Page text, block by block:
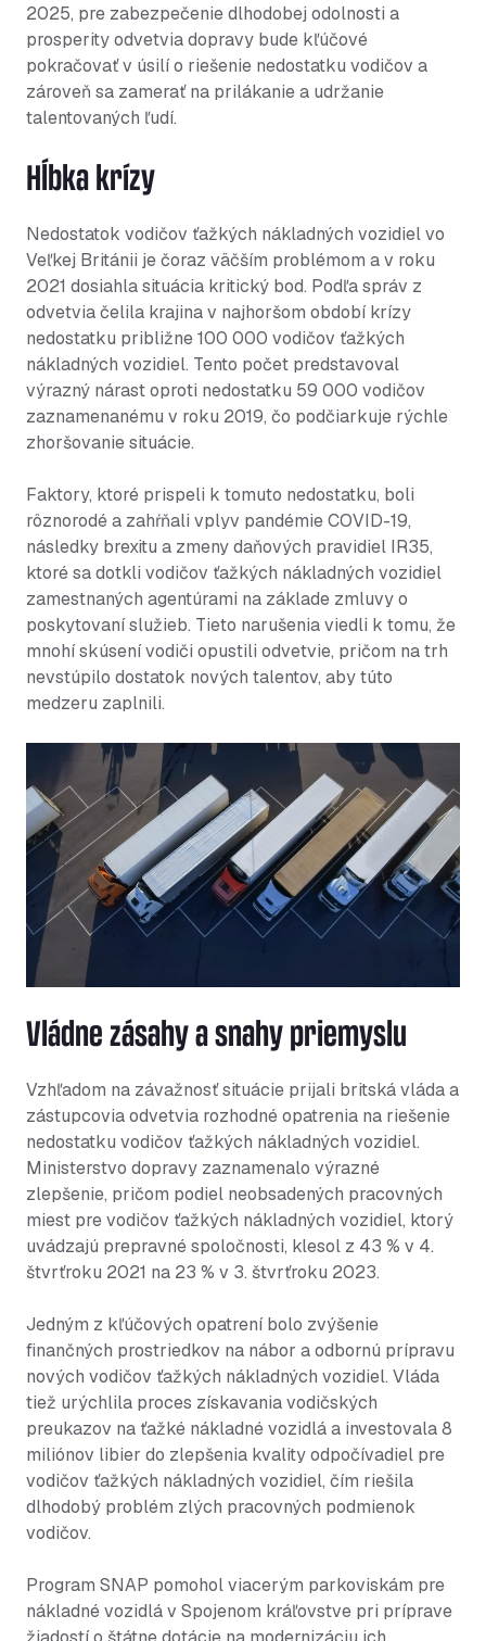
2025, pre zabezpečenie dlhodobej odolnosti a
prosperity odvetvia dopravy bude kľúčové
pokračovať v úsilí o riešenie nedostatku vodičov a
zároveň sa zamerať na prilákanie a udržanie
talentovaných ľudí.
Hĺbka krízy
Nedostatok vodičov ťažkých nákladných vozidiel vo
Veľkej Británii je čoraz väčším problémom a v roku
2021 dosiahla situácia kritický bod. Podľa správ z
odvetvia čelila krajina v najhoršom období krízy
nedostatku približne 100 000 vodičov ťažkých
nákladných vozidiel. Tento počet predstavoval
výrazný nárast oproti nedostatku 59 000 vodičov
zaznamenanému v roku 2019, čo podčiarkuje rýchle
zhoršovanie situácie.
Faktory, ktoré prispeli k tomuto nedostatku, boli
rôznorodé a zahŕňali vplyv pandémie COVID-19,
následky brexitu a zmeny daňových pravidiel IR35,
ktoré sa dotkli vodičov ťažkých nákladných vozidiel
zamestnaných agentúrami na základe zmluvy o
poskytovaní služieb. Tieto narušenia viedli k tomu, že
mnohí skúsení vodiči opustili odvetvie, pričom na trh
nevstúpilo dostatok nových talentov, aby túto
medzeru zaplnili.
Vládne zásahy a snahy priemyslu
Vzhľadom na závažnosť situácie prijali britská vláda a
zástupcovia odvetvia rozhodné opatrenia na riešenie
nedostatku vodičov ťažkých nákladných vozidiel.
Ministerstvo dopravy zaznamenalo výrazné
zlepšenie, pričom podiel neobsadených pracovných
miest pre vodičov ťažkých nákladných vozidiel, ktorý
uvádzajú prepravné spoločnosti, klesol z 43 % v 4.
štvrťroku 2021 na 23 % v 3. štvrťroku 2023.
Jedným z kľúčových opatrení bolo zvýšenie
finančných prostriedkov na nábor a odbornú prípravu
nových vodičov ťažkých nákladných vozidiel. Vláda
tiež urýchlila proces získavania vodičských
preukazov na ťažké nákladné vozidlá a investovala 8
miliónov libier do zlepšenia kvality odpočívadiel pre
vodičov ťažkých nákladných vozidiel, čím riešila
dlhodobý problém zlých pracovných podmienok
vodičov.
Program SNAP pomohol viacerým parkoviskám pre
nákladné vozidlá v Spojenom kráľovstve pri príprave